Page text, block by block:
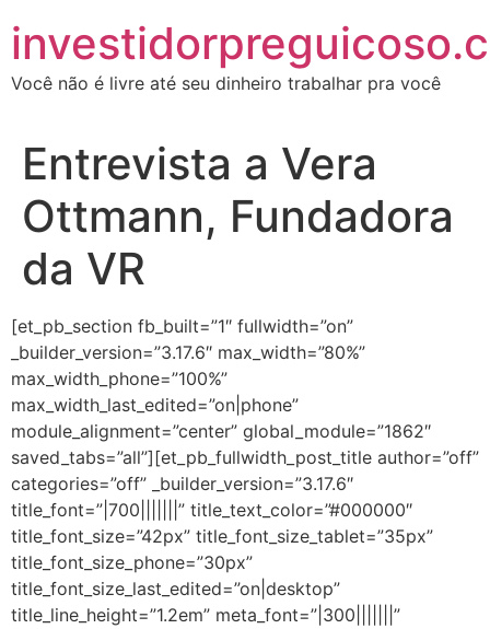
Você não é livre até seu dinheiro trabalhar pra você
Entrevista a Vera
Ottmann, Fundadora
da VR
[et_pb_section fb_built=”1″ fullwidth=”on”
_builder_version=”3.17.6″ max_width=”80%”
max_width_phone=”100%”
max_width_last_edited=”on|phone”
module_alignment=”center” global_module=”1862″
saved_tabs=”all”][et_pb_fullwidth_post_title author=”off”
categories=”off” _builder_version=”3.17.6″
title_font=”|700|||||||” title_text_color=”#000000″
title_font_size=”42px” title_font_size_tablet=”35px”
title_font_size_phone=”30px”
title_font_size_last_edited=”on|desktop”
title_line_height=”1.2em” meta_font=”|300|||||||”